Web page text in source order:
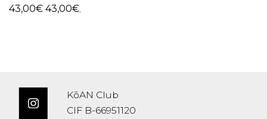
43,00€ 43,00€,
KōAN Club
CIF B-66951120